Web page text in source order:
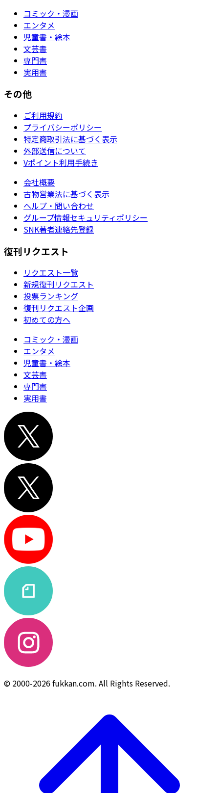
コミック・漫画
エンタメ
児童書・絵本
文芸書
専門書
実用書
その他
ご利用規約
プライバシーポリシー
特定商取引法に基づく表示
外部送信について
Vポイント利用手続き
会社概要
古物営業法に基づく表示
ヘルプ・問い合わせ
グループ情報セキュリティポリシー
SNK著者連絡先登録
復刊リクエスト
リクエスト一覧
新規復刊リクエスト
投票ランキング
復刊リクエスト企画
初めての方へ
コミック・漫画
エンタメ
児童書・絵本
文芸書
専門書
実用書
© 2000-2026 fukkan.com. All Rights Reserved.